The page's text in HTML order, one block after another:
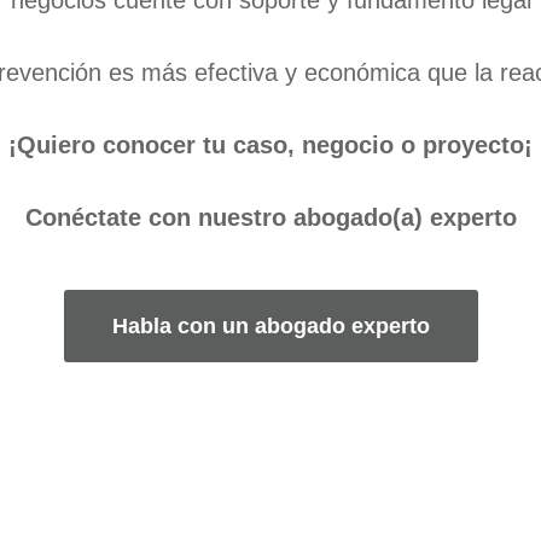
es más efectiva y económica que la
¡Quiero conocer tu caso, negocio o proyecto¡
Conéctate con nuestro abogado(a) experto
Habla con un abogado experto